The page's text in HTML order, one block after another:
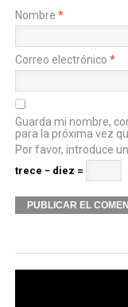
Nombre *
Correo electrónico *
Guarda mi nombre,
para la próxima vez
Por favor, introduce
trece − diez =